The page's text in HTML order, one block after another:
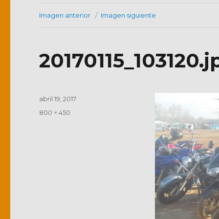
Imagen anterior Imagen siguiente
Publicado
abril 19, 2017
Tamaño
800 × 450